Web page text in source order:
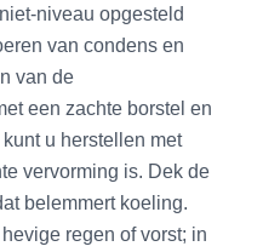
niveau opgesteld
van condens en
van de
een zachte borstel en
u herstellen met
vervorming is. Dek de
belemmert koeling.
regen of vorst; in